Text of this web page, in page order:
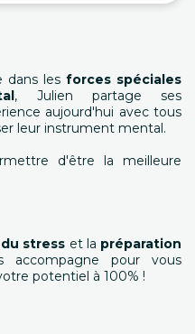
dans les forces spéciales
, Julien partage ses
aujourd'hui avec tous
leur instrument mental.
d'être la meilleure
stress et la préparation
accompagne pour vous
potentiel à 100% !